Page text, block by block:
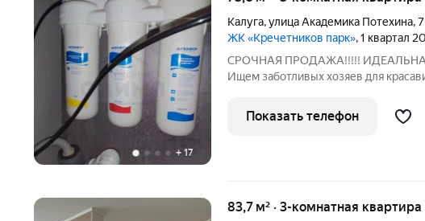
+ 17
Калуга,улица Академика Потехина,7
ЖК «Кречетников парк», 1 квартал
СРОЧНАЯ ПРОДАЖА!!!!!
Ищем заботливых хозяев для
каждого свои 4 угла; Современный
индивидуальным отоплением - оплата
Показать телефон
83,7 м² · 3-комнатная квартира